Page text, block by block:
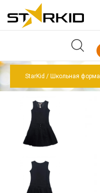
StarKid Школьная форма